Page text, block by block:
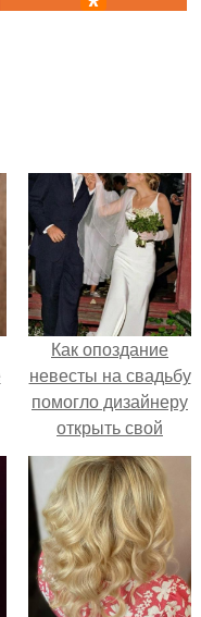
Как опоздание
невесты на свадьбу
помогло дизайнеру
открыть свой
бренд.